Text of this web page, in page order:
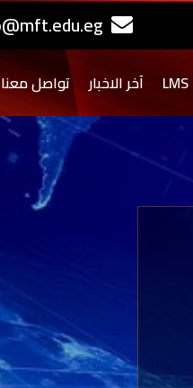
LMS آخر الاخبار تواصل معنا